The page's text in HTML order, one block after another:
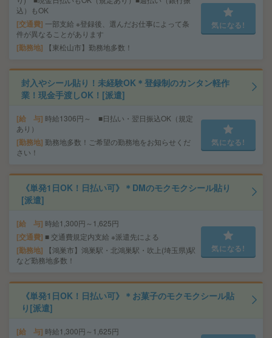
込）もOK
交通費 一部支給 ※登録後、選んだお仕事によって条
件が異なることがあります
勤務地 【東松山市】勤務地多数！
気になる!
封入やシール貼り！未経験OK＊登録制のカンタン軽作
業！現金手渡しOK！[派遣]
給 与 時給1306円～ ■日払い・翌日振込OK（規定
あり）
勤務地 勤務地多数！ご希望の勤務地をお知らせくだ
さい！
気になる!
《単発1日OK！日払い可》＊DMのモクモクシール貼り
[派遣]
給 与 時給1,300円～1,625円
交通費 ■ 交通費規定内支給 ※派遣先による
勤務地
【鴻巣市】鴻巣駅・北鴻巣駅・吹上(埼玉県)駅
など勤務地多数！
気になる!
《単発1日OK！日払い可》＊お菓子のモクモクシール貼
り[派遣]
給 与 時給1,300円～1,625円